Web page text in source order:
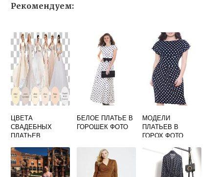
Рекомендуем:
ЦВЕТА
СВАДЕБНЫХ
ПЛАТЬЕВ
ФОТО
БЕЛОЕ ПЛАТЬЕ В
ГОРОШЕК ФОТО
МОДЕЛИ
ПЛАТЬЕВ В
ГОРОХ ФОТО